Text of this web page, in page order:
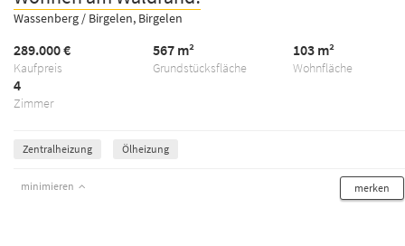
Wassenberg / Birgelen, Birgelen
Kaufpreis
289.000 €
Grundstücksfläche
567 m²
Wohnfläche
103 m²
Zimmer
4
Zentralheizung Ölheizung
minimieren merken